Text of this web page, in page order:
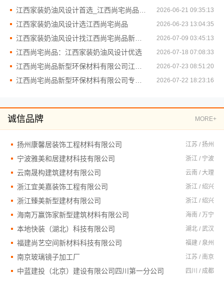
2026-06-21 09:35:13
江西家装奶油风设计选江西尚宅尚品 2026-06-23 13:04:35
2026-07-09 03:45:13
江西尚宅尚品：江西家装奶油风设计优选 2026-07-18 07:08:33
2026-07-23 08:51:20
2026-07-22 18:23:16
诚信品牌 MORE+
扬州康馨居装饰工程材料有限公司 江苏 / 扬州
宁波雅美和居建材科技有限公司 浙江 / 宁波
云南晟构建筑建材有限公司 云南 / 大理
浙江宜美嘉装饰工程有限公司 浙江 / 绍兴
浙江臻美新型建材有限公司 浙江 / 绍兴
海南万赢饰家新型建筑材料有限公司 海南 / 万宁
本地快装（湖北）科技有限公司 湖北 / 武汉
福建尚艺空间新材料科技有限公司 福建 / 泉州
南京玻璃镜子加工厂 江苏 / 南京
中蓝建投（北京）建设有限公司四川第一分公司 四川 / 成都